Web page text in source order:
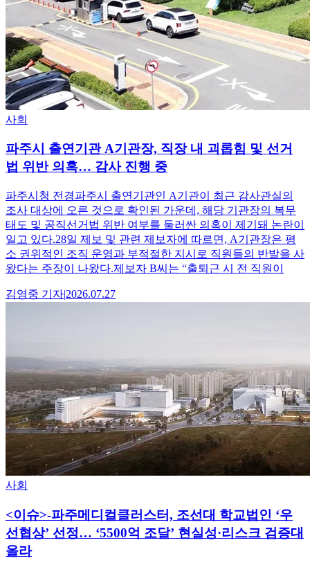
사회
파주시 출연기관 A기관장, 직장 내 괴롭힘 및 선거
법 위반 의혹… 감사 진행 중
파주시청 전경파주시 출연기관인 A기관이 최근 감사관실의
조사 대상에 오른 것으로 확인된 가운데, 해당 기관장의 복무
태도 및 공직선거법 위반 여부를 둘러싼 의혹이 제기돼 논란이
일고 있다.28일 제보 및 관련 제보자에 따르면, A기관장은 평
소 권위적인 조직 운영과 부적절한 지시로 직원들의 반발을 사
왔다는 주장이 나왔다.제보자 B씨는 “출퇴근 시 전 직원이
김영중 기자|2026.07.27
사회
<이슈>-파주메디컬클러스터, 조선대 학교법인 ‘우
선협상’ 선정… ‘5500억 조달’ 현실성·리스크 검증대
올라